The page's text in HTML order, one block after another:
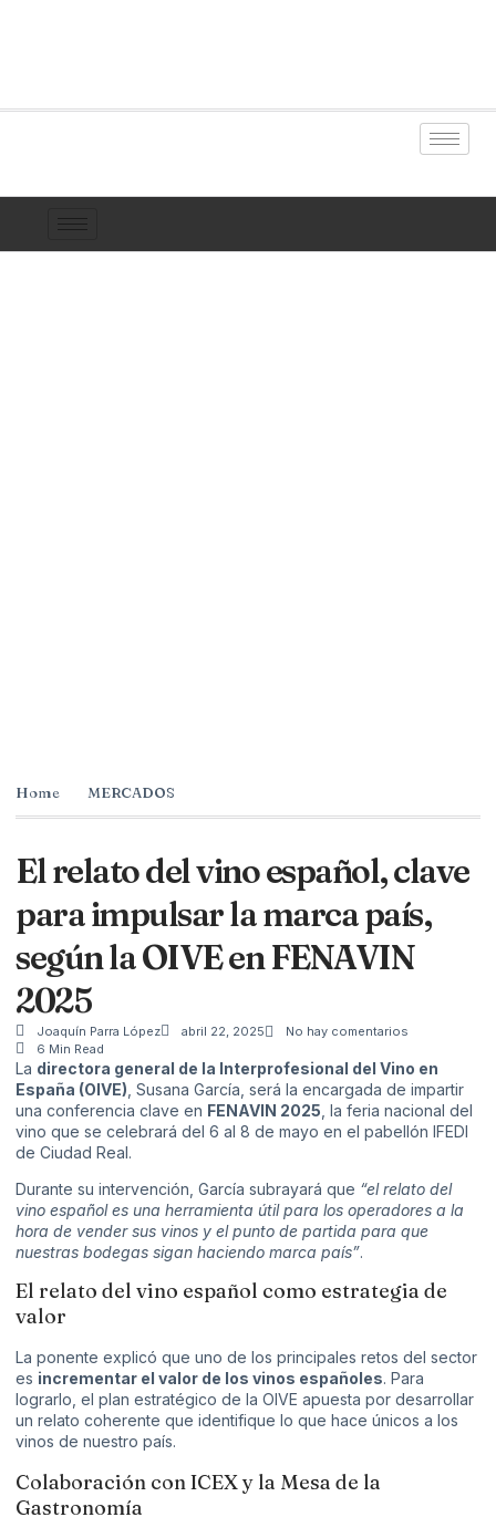
Home MERCADOS
El relato del vino español, clave
para impulsar la marca país,
según la OIVE en FENAVIN
2025
Joaquín Parra López abril 22, 2025
No hay comentarios
6 Min Read
La directora general de la Interprofesional del Vino en
España (OIVE) , Susana García, será la encargada de impartir
una conferencia clave en FENAVIN 2025 , la feria nacional del
vino que se celebrará del 6 al 8 de mayo en el pabellón IFEDI
de Ciudad Real.
Durante su intervención, García subrayará que “el relato del
vino español es una herramienta útil para los operadores a la
hora de vender sus vinos y el punto de partida para que
nuestras bodegas sigan haciendo marca país”.
El relato del vino español como estrategia de
valor
La ponente explicó que uno de los principales retos del sector
es incrementar el valor de los vinos españoles. Para
lograrlo, el plan estratégico de la OIVE apuesta por desarrollar
un relato coherente que identifique lo que hace únicos a los
vinos de nuestro país.
Colaboración con ICEX y la Mesa de la
Gastronomía